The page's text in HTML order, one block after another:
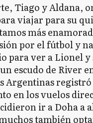
Tiago y Aldana,
viajar para su
más
por el fútbol y
para ver a Lionel
escudo de River
Argentinas
en los vuelos
ir a Doha a
también